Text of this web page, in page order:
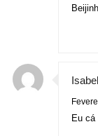
Eu cá